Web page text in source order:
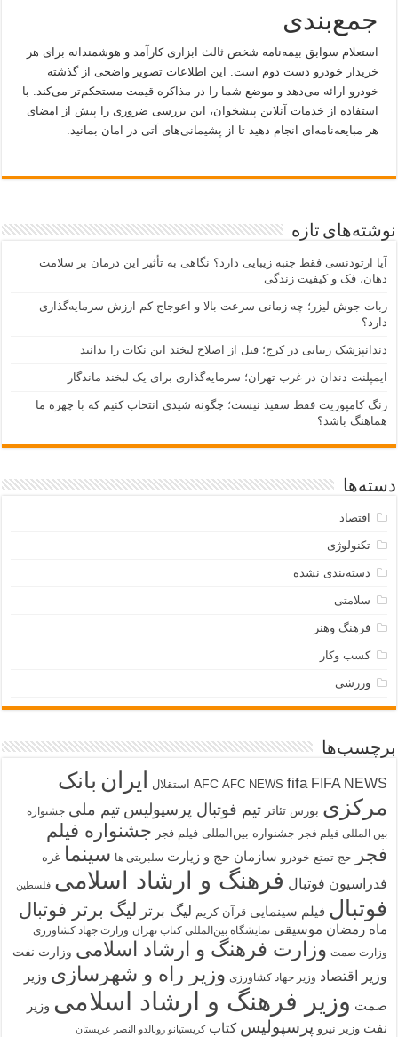
جمع‌بندی
استعلام سوابق بیمه‌نامه شخص ثالث ابزاری کارآمد و هوشمندانه برای هر
خریدار خودرو دست دوم است. این اطلاعات تصویر واضحی از گذشته
خودرو ارائه می‌دهد و موضع شما را در مذاکره قیمت مستحکم‌تر می‌کند. با
استفاده از خدمات آنلاین پیشخوان، این بررسی ضروری را پیش از امضای
هر مبایعه‌نامه‌ای انجام دهید تا از پشیمانی‌های آتی در امان بمانید.
نوشته‌های تازه
آیا ارتودنسی فقط جنبه زیبایی دارد؟ نگاهی به تأثیر این درمان بر سلامت
دهان، فک و کیفیت زندگی
ربات جوش لیزر؛ چه زمانی سرعت بالا و اعوجاج کم ارزش سرمایه‌گذاری
دارد؟
دندانپزشک زیبایی در کرج؛ قبل از اصلاح لبخند این نکات را بدانید
ایمپلنت دندان در غرب تهران؛ سرمایه‌گذاری برای یک لبخند ماندگار
رنگ کامپوزیت فقط سفید نیست؛ چگونه شیدی انتخاب کنیم که با چهره ما
هماهنگ باشد؟
دسته‌ها
اقتصاد
تکنولوژی
دسته‌بندی نشده
سلامتی
فرهنگ وهنر
کسب وکار
ورزشی
برچسب‌ها
AFC AFC NEWS fifa FIFA NEWS استقلال ایران بانک
مرکزی بورس تئاتر تیم فوتبال پرسپولیس تیم ملی جشنواره
بین المللی فیلم فجر جشنواره بین‌المللی فیلم فجر جشنواره فیلم
فجر
حج تمتع خودرو سازمان حج و زیارت سلبریتی ها سینما غزه
فدراسیون فوتبال فرهنگ و ارشاد اسلامی فلسطین
فوتبال فیلم سینمایی قرآن کریم لیگ برتر لیگ برتر فوتبال
ماه رمضان موسیقی نمایشگاه بین‌المللی کتاب تهران وزارت جهاد کشاورزی
وزارت صمت وزارت فرهنگ و ارشاد اسلامی وزارت نفت
وزیر اقتصاد وزیر جهاد کشاورزی وزیر راه و شهرسازی وزیر
صمت وزیر فرهنگ و ارشاد اسلامی وزیر
نفت وزیر نیرو پرسپولیس کتاب کریستیانو رونالدو النصر عربستان